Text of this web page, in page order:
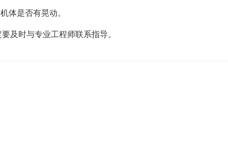
体是否有晃动。
及时与专业工程师联系指导。